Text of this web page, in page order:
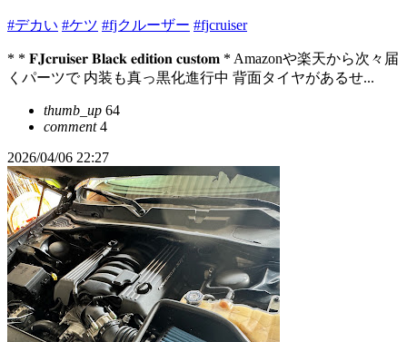
#デカい #ケツ #fjクルーザー #fjcruiser
* * 𝐅𝐉𝐜𝐫𝐮𝐢𝐬𝐞𝐫 𝐁𝐥𝐚𝐜𝐤 𝐞𝐝𝐢𝐭𝐢𝐨𝐧 𝐜𝐮𝐬𝐭𝐨𝐦 * Amazonや楽天から次々届
くパーツで 内装も真っ黒化進行中 背面タイヤがあるせ...
thumb_up 64
comment4
2026/04/06 22:27